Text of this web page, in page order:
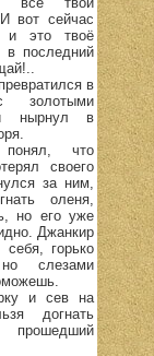
вот сейчас
и это твоё
в последний
в
золотыми
нырнул в
понял, что
своего
за ним,
оленя,
но его уже
Джанкир
себя, горько
слезами
и сев на
догнать